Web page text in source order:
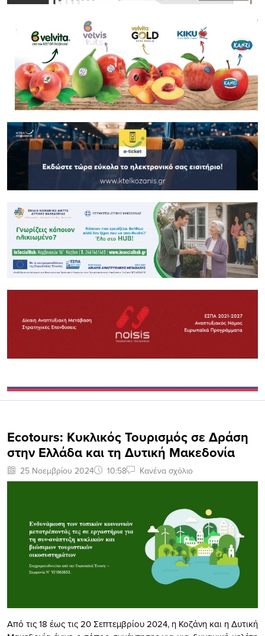
Ecotours: Κυκλικός Τουρισμός σε Δράση
στην Ελλάδα και τη Δυτική Μακεδονία
25 Νοεμβρίου 2024 10:58 Κανένα σχόλιο
Από τις 18 έως τις 20 Σεπτεμβρίου 2024, η Κοζάνη και η Δυτική